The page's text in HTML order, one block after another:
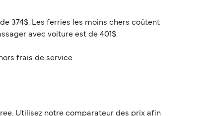
374$. Les ferries les moins chers coûtent
avec voiture est de 401$.
frais de service.
Utilisez notre comparateur des prix afin